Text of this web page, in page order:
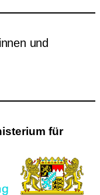
und
für